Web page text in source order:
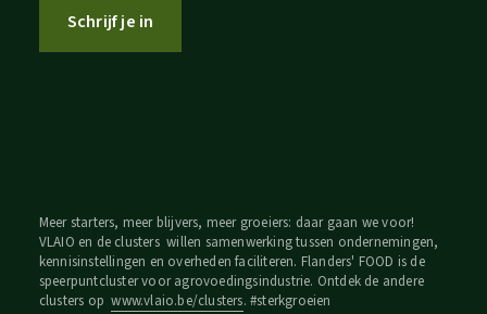
Schrijf je in
Meer starters, meer blijvers, meer groeiers: daar gaan we voor!
VLAIO en de clusters willen samenwerking tussen ondernemingen,
kennisinstellingen en overheden faciliteren. Flanders' FOOD is de
speerpuntcluster voor agrovoedingsindustrie. Ontdek de andere
clusters opwww.vlaio.be/clusters. #sterkgroeien